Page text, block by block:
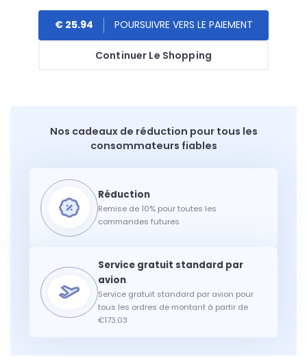
Continuer Le Shopping
€ 25.94
Nos cadeaux de réduction pour tous les
consommateurs fiables
Remise de 10% pour toutes les
commandes futures
Service gratuit standard par avion pour
tous les ordres de montant à partir de
€173.03